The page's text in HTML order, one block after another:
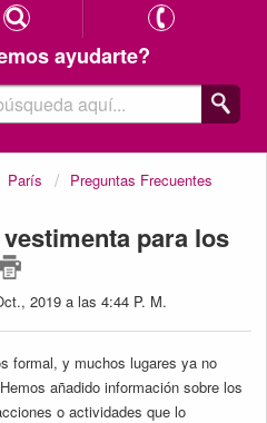
ayudarte?
París
Preguntas Frecuentes
para los
2019 a las 4:44 P. M.
formal, y muchos lugares ya no
añadido información sobre los
o actividades que lo